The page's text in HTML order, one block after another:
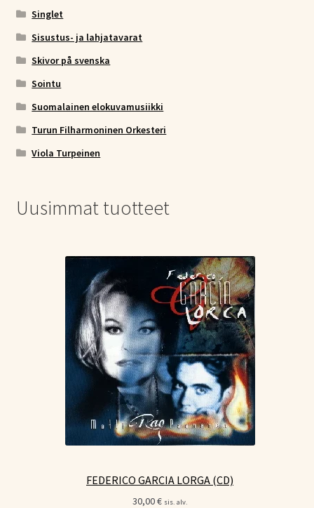
Singlet
Sisustus- ja lahjatavarat
Skivor på svenska
Sointu
Suomalainen elokuvamusiikki
Turun Filharmoninen Orkesteri
Viola Turpeinen
Uusimmat tuotteet
FEDERICO GARCIA LORGA (CD)
30,00€ sis. alv.